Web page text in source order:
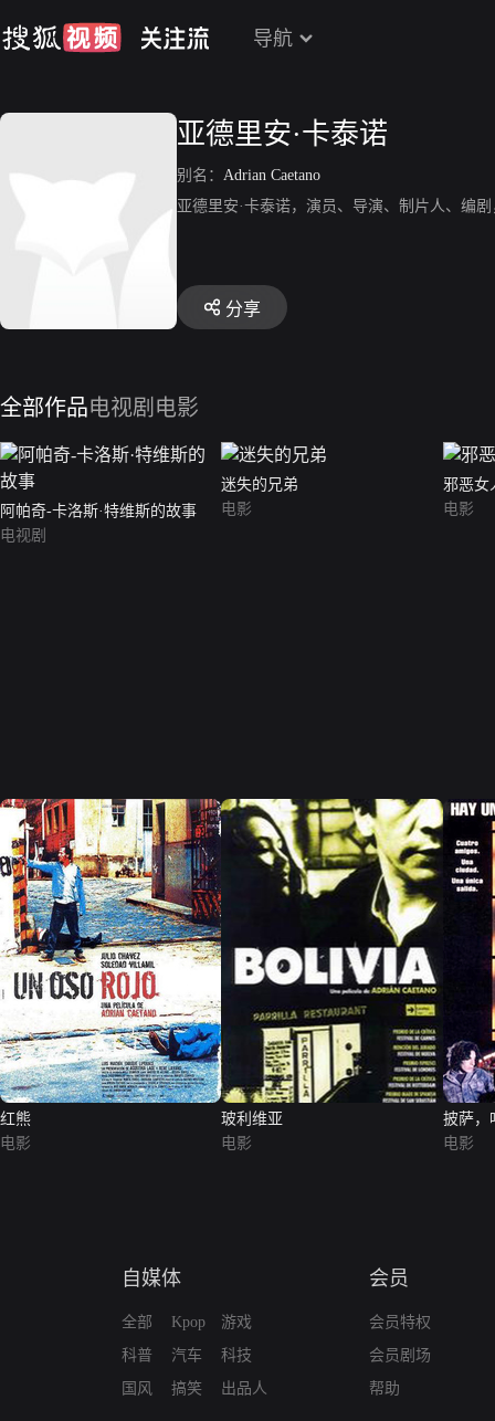
导航
亚德里安·卡泰诺
别名： Adrian Caetano
亚德里安·卡泰诺，演员、导演、制片人、编
分享
全部作品电视剧 电影
阿帕奇-卡洛斯·特维斯的故事
电视剧
迷失的兄弟
电影
邪恶女
电影
红熊
电影
玻利维亚
电影
披萨，
电影
自媒体
全部
科普
国风
Kpop
汽车
搞笑
游戏
科技
出品人
会员
会员特权
会员剧场
帮助